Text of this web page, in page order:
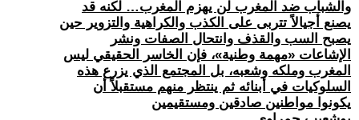
والشباب ضد المغرب لن يهزم المغرب… لكنه قد
يصنع أجيالاً تتربى على الكذب والكراهية والتزوير حين
يصبح السب والقذف وانتحال الصفات ونشر
الإشاعات «مهمة وطنية»، فإن الخاسر الحقيقي ليس
المغرب وملكه وشعبه، بل المجتمع الذي يزرع هذه
السلوكيات في أبنائه ثم ينتظر منهم مستقبلاً أن
يكونوا مواطنين صادقين ومستقيمين